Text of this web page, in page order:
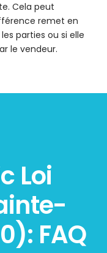
Cela peut
remet en
parties ou si elle
le vendeur.
Loi
FAQ